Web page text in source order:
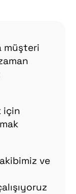
müşteri
için
ve